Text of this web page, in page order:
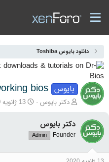
دانلود بایوس Toshiba
بایوس working bios
آغازگر گفتمان
دکتر بایوس تاریخ
13 ژانویه 2020
دکتر بایوس
Founder
Admin